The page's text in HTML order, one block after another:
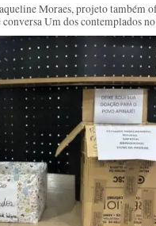
Moraes, projeto também
Um dos contemplados